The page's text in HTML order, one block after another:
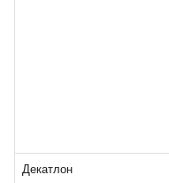
Декатлон